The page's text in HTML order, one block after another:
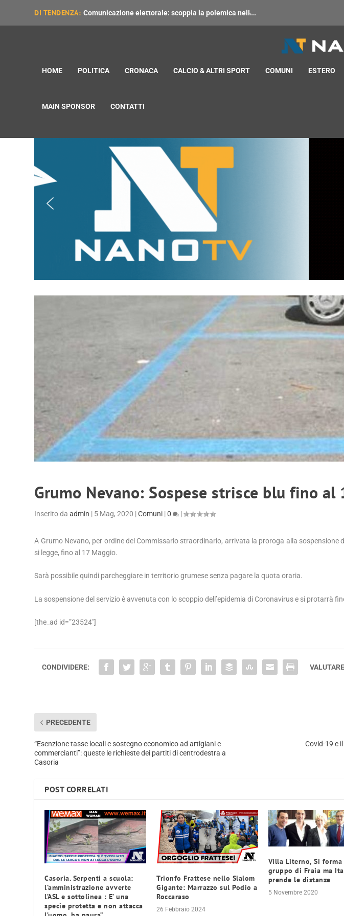
DI TENDENZA: Comunicazione elettorale: scoppia la polemica nell̵...
HOME POLITICA CRONACA CALCIO & ALTRI SPORT COMUNI ESTERO
MAIN SPONSOR CONTATTI
Grumo Nevano: Sospese strisce blu fino al
Inserito daadmin | 5 Mag, 2020 |Comuni |0 |
A Grumo Nevano, per ordine del Commissario straordinario, arrivata la proroga alla sospensione
si legge, fino al 17 Maggio.
Sarà possibile quindi parcheggiare in territorio grumese senza pagare la quota oraria.
La sospensione del servizio è avvenuta con lo scoppio dell’epidemia di Coronavirus e si protarrà
[the_ad id=”23524″]
CONDIVIDERE:
PRECEDENTE
“Esenzione tasse locali e sostegno economico ad artigiani e
commercianti”: queste le richieste dei partiti di centrodestra a
Casoria
Covid-19 e
POST CORRELATI
Casoria. Serpenti a scuola:
l’amministrazione avverte
l’ASL e sottolinea : E’ una
specie protetta e non attacca
Trionfo Frattese nello Slalom
Gigante: Marrazzo sul Podio a
Roccaraso
26 Febbraio 2024
Villa Literno, Si
gruppo di Fraia ma
prende le distanze
5 Novembre 2020